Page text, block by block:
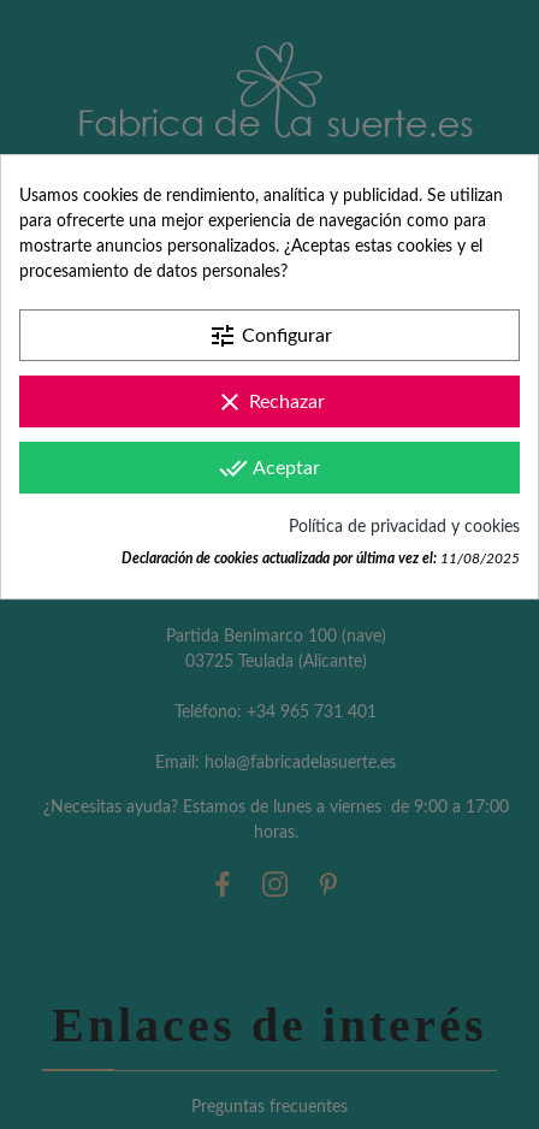
Detalles
personalizados
para Comunión,
Bautizo, Boda y
eventos
obsequios originales y personalizados para despedidas de
trabajo, bodas, aniversarios, empresas, comuniones o
Partida Benimarco 100 (nave)
03725 Teulada (Alicante)
Teléfono: +34 965 731 401
Email: hola@fabricadelasuerte.es
¿Necesitas ayuda? Estamos de lunes a viernes de 9:00 a 17:00
horas.
Enlaces de interés
Preguntas frecuentes
Usamos cookies de rendimiento, analítica y publicidad. Se utilizan
para ofrecerte una mejor experiencia de navegación como para
mostrarte anuncios personalizados. ¿Aceptas estas cookies y el
procesamiento de datos personales?
tune Configurar
clear Rechazar
done_all Aceptar
Política de privacidad y cookies
Declaración de cookies actualizada por última vez el: 11/08/2025